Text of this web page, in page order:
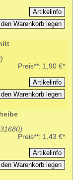
Preis**: 1,90 €*
Preis**: 1,43 €*